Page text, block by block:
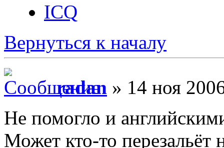
ICQ
Вернуться к началу
radan » 14 ноя
Не помогло и
Может кто-то